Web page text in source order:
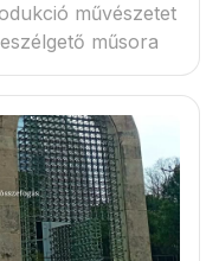
művészetet
műsora